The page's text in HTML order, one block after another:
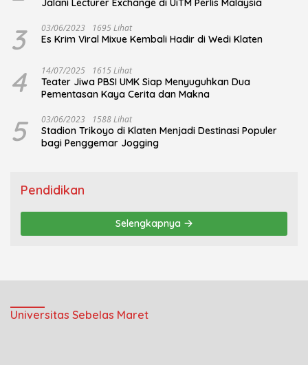
Jalani Lecturer Exchange di UiTM Perlis Malaysia
3 03/06/2023 1695 Lihat
Es Krim Viral Mixue Kembali Hadir di Wedi Klaten
4 14/07/2025 1615 Lihat
Teater Jiwa PBSI UMK Siap Menyuguhkan Dua
Pementasan Kaya Cerita dan Makna
5 03/06/2023 1588 Lihat
Stadion Trikoyo di Klaten Menjadi Destinasi Populer
bagi Penggemar Jogging
Pendidikan
Selengkapnya
Universitas Sebelas Maret